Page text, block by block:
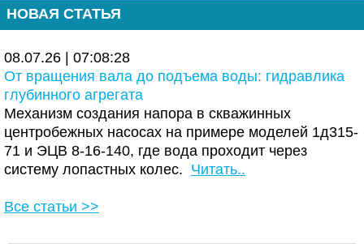
НОВАЯ СТАТЬЯ
08.07.26 | 07:08:28
От вращения вала до подъема воды: гидравлика
глубинного агрегата
Механизм создания напора в скважинных
центробежных насосах на примере моделей 1д315-
71 и ЭЦВ 8-16-140, где вода проходит через
систему лопастных колес. Читать..
Все статьи >>